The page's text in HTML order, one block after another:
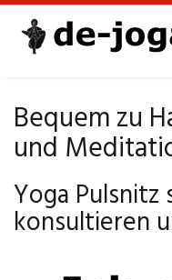
Bequem zu
und
Yoga
konsultieren